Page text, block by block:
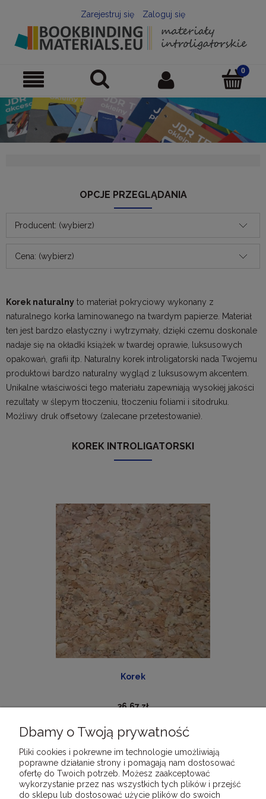
Zarejestruj się Zaloguj się
OPCJE PRZEGLĄDANIA
Producent: (wybierz)
Cena: (wybierz)
Korek naturalny to materiał pokryciowy wykonany z
naturalnego korka laminowanego na twardym papierze. Materiał
ten jest bardzo elastyczny i wytrzymały, dzięki czemu doskonale
nadaje się na okładki książek w twardej oprawie, luksusowych
opakowań, grafii itp. Naturalny korek introligatorski nada Twojemu
produktowi bardzo naturalny wygląd z luksusowym akcentem.
Unikalne właściwości tego materiału zapewniają wysokiej jakości
rezultaty w ślepym tłoczeniu, tłoczeniu foliami i sitodruku.
Możliwy druk offsetowy (zalecane przetestowanie).
KOREK INTROLIGATORSKI
Korek
36,67 zł
DO KOSZYKA
Dbamy o Twoją prywatność
Pliki cookies i pokrewne im technologie umożliwiają
poprawne działanie strony i pomagają nam dostosować
ofertę do Twoich potrzeb. Możesz zaakceptować
wykorzystanie przez nas wszystkich tych plików i przejść
do sklepu lub dostosować użycie plików do swoich